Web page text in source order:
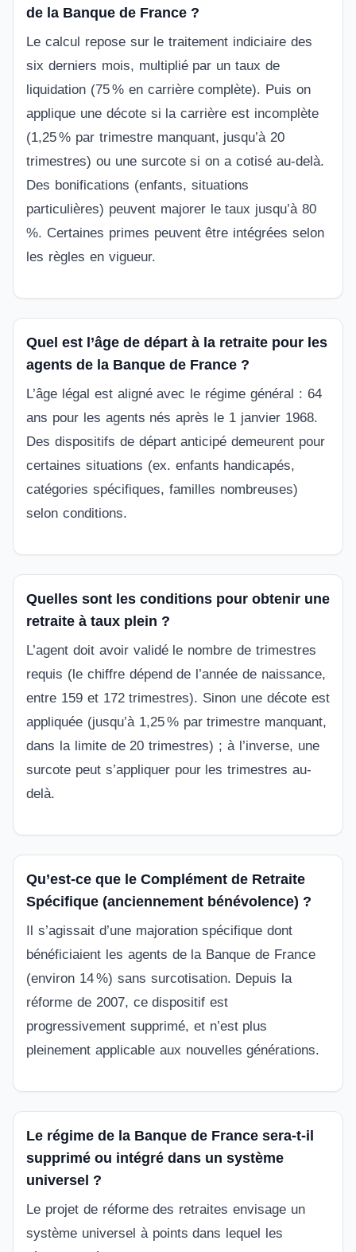
de la Banque de France ?
Le calcul repose sur le traitement indiciaire des
six derniers mois, multiplié par un taux de
liquidation (75 % en carrière complète). Puis on
applique une décote si la carrière est incomplète
(1,25 % par trimestre manquant, jusqu’à 20
trimestres) ou une surcote si on a cotisé au-delà.
Des bonifications (enfants, situations
particulières) peuvent majorer le taux jusqu’à 80
%. Certaines primes peuvent être intégrées selon
les règles en vigueur.
Quel est l’âge de départ à la retraite pour les
agents de la Banque de France ?
L’âge légal est aligné avec le régime général : 64
ans pour les agents nés après le 1 janvier 1968.
Des dispositifs de départ anticipé demeurent pour
certaines situations (ex. enfants handicapés,
catégories spécifiques, familles nombreuses)
selon conditions.
Quelles sont les conditions pour obtenir une
retraite à taux plein ?
L’agent doit avoir validé le nombre de trimestres
requis (le chiffre dépend de l’année de naissance,
entre 159 et 172 trimestres). Sinon une décote est
appliquée (jusqu’à 1,25 % par trimestre manquant,
dans la limite de 20 trimestres) ; à l’inverse, une
surcote peut s’appliquer pour les trimestres au-
delà.
Qu’est‑ce que le Complément de Retraite
Spécifique (anciennement bénévolence) ?
Il s’agissait d’une majoration spécifique dont
bénéficiaient les agents de la Banque de France
(environ 14 %) sans surcotisation. Depuis la
réforme de 2007, ce dispositif est
progressivement supprimé, et n’est plus
pleinement applicable aux nouvelles générations.
Le régime de la Banque de France sera‑t‑il
supprimé ou intégré dans un système
universel ?
Le projet de réforme des retraites envisage un
système universel à points dans lequel les